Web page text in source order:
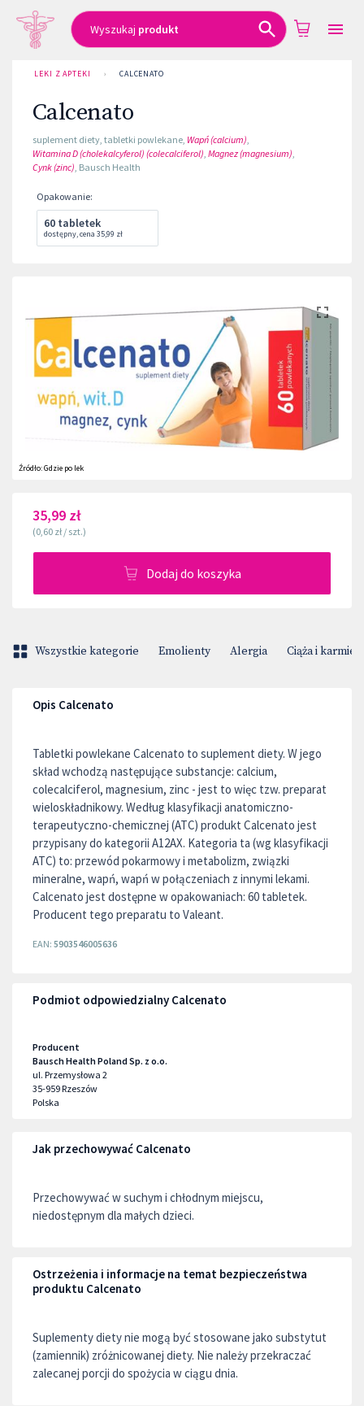
Wyszukaj produkt
LEKI Z APTEKI › CALCENATO
Calcenato
suplement diety, tabletki powlekane, Wapń (calcium),
Witamina D (cholekalcyferol) (colecalciferol), Magnez (magnesium),
Cynk (zinc), Bausch Health
Opakowanie:
60 tabletek
dostępny,cena 35,99 zł
Źródło:Gdzie po lek
35,99 zł
(0,60 zł / szt.)
Dodaj do koszyka
Wszystkie kategorie Emolienty Alergia Ciąża i
Opis Calcenato
Tabletki powlekane Calcenato to suplement diety. W jego
skład wchodzą następujące substancje: calcium,
colecalciferol, magnesium, zinc - jest to więc tzw. preparat
wieloskładnikowy. Według klasyfikacji anatomiczno-
terapeutyczno-chemicznej (ATC) produkt Calcenato jest
przypisany do kategorii A12AX. Kategoria ta (wg klasyfikacji
ATC) to: przewód pokarmowy i metabolizm, związki
mineralne, wapń, wapń w połączeniach z innymi lekami.
Calcenato jest dostępne w opakowaniach: 60 tabletek.
Producent tego preparatu to Valeant.
EAN: 5903546005636
Podmiot odpowiedzialny Calcenato
Producent
Bausch Health Poland Sp. z o.o.
ul. Przemysłowa 2
35-959Rzeszów
Polska
Jak przechowywać Calcenato
Przechowywać w suchym i chłodnym miejscu,
niedostępnym dla małych dzieci.
Ostrzeżenia i informacje na temat bezpieczeństwa
produktu Calcenato
Suplementy diety nie mogą być stosowane jako substytut
(zamiennik) zróżnicowanej diety. Nie należy przekraczać
zalecanej porcji do spożycia w ciągu dnia.